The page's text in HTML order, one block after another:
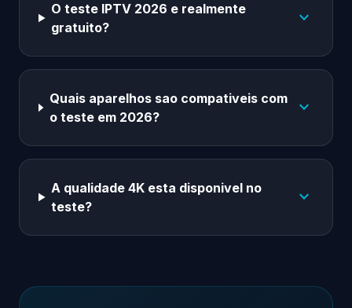
O teste IPTV 2026 e realmente
gratuito?
expand_more
Quais aparelhos sao compativeis com
o teste em 2026?
expand_more
A qualidade 4K esta disponivel no
teste?
expand_more